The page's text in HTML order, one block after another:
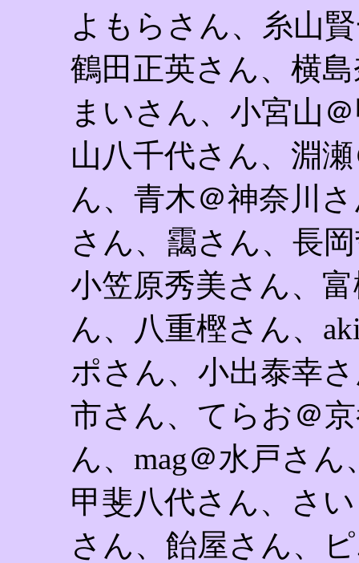
よもらさん、糸山
鶴田正英さん、横
まいさん、小宮山
山八千代さん、淵
ん、青木＠神奈川
さん、靄さん、長
小笠原秀美さん、
ん、八重樫さん、
ポさん、小出泰幸
市さん、てらお＠
ん、mag＠水戸さ
甲斐八代さん、さ
さん、飴屋さん、